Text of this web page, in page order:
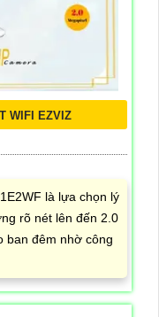
WIFI EZVIZ
là lựa chọn lý
rõ nét lên đến 2.0
ban đêm nhờ công